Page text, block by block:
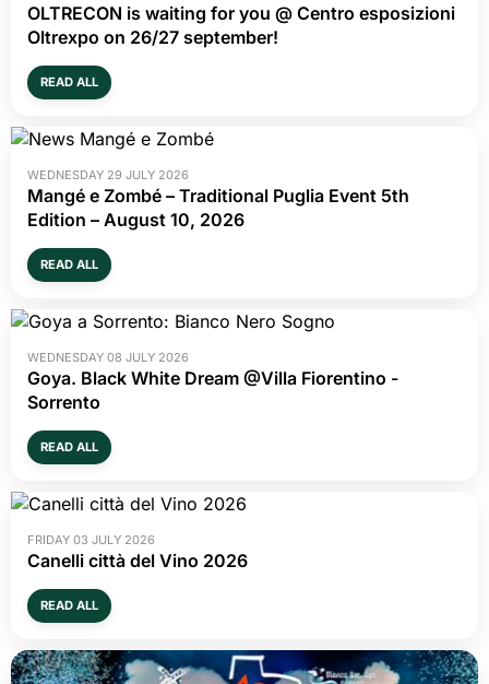
Teatro Cardinal
Teatro Prosa Dialettale
Torino
Tickets from13.54€
Theater
Teatro Cardinal Massaia,
Torino
MAGAZINE
FRIDAY 31 JULY 2026
OLTRECON is waiting for you @ Centro esposizioni
READ ALL
WEDNESDAY 29 JULY 2026
Mangé e Zombé – Traditional Puglia Event 5th
Edition – August 10, 2026